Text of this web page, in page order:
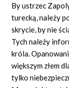
By ustrzec
turecką, należy
skrycie, by nie
Tych należy
króla.
większym złem
tylko